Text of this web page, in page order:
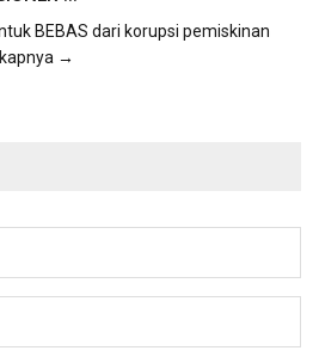
BEBAS dari korupsi pemiskinan
→